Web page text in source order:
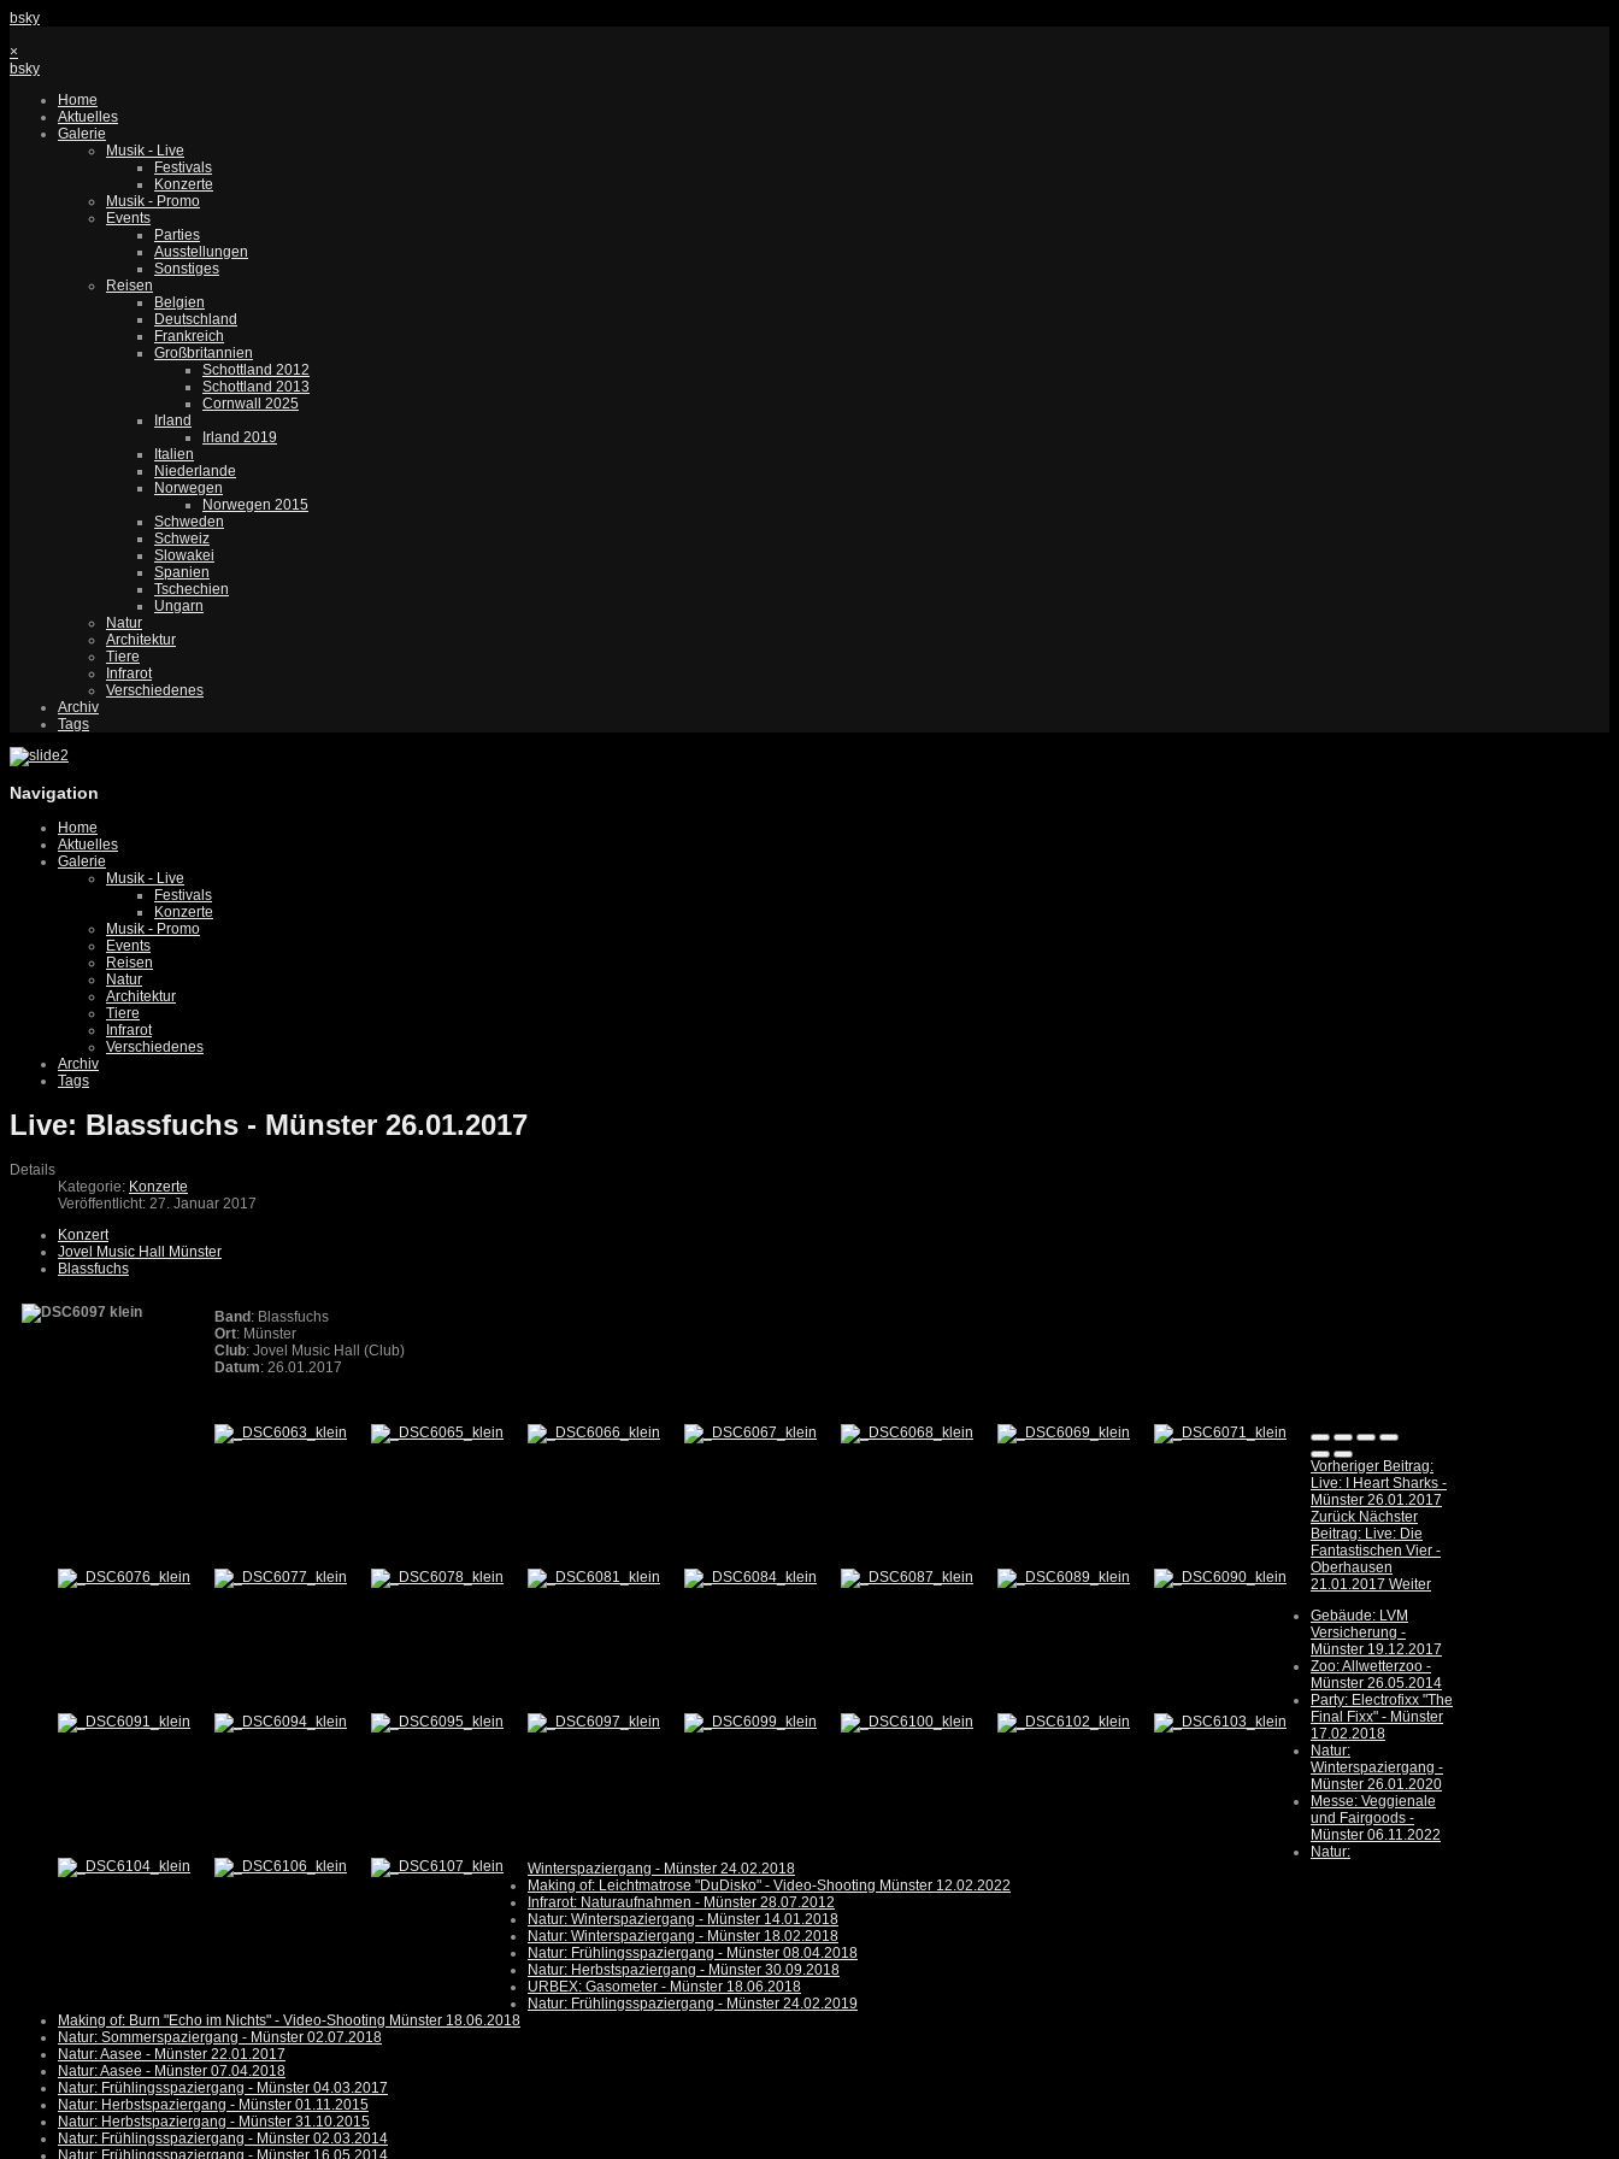
bsky
×
bsky
Home
Aktuelles
Galerie
Musik - Live
Festivals
Konzerte
Musik - Promo
Events
Parties
Ausstellungen
Sonstiges
Reisen
Belgien
Deutschland
Frankreich
Großbritannien
Schottland 2012
Schottland 2013
Cornwall 2025
Irland
Irland 2019
Italien
Niederlande
Norwegen
Norwegen 2015
Schweden
Schweiz
Slowakei
Spanien
Tschechien
Ungarn
Natur
Architektur
Tiere
Infrarot
Verschiedenes
Archiv
Tags
Navigation
Home
Aktuelles
Galerie
Musik - Live
Festivals
Konzerte
Musik - Promo
Events
Reisen
Natur
Architektur
Tiere
Infrarot
Verschiedenes
Archiv
Tags
Live: Blassfuchs - Münster 26.01.2017
Details
Kategorie: Konzerte
Veröffentlicht: 27. Januar 2017
Konzert
Jovel Music Hall Münster
Blassfuchs
Band : Blassfuchs
Ort: Münster
Club: Jovel Music Hall (Club)
Datum: 26.01.2017
Vorheriger Beitrag:
Live: I Heart Sharks -
Münster 26.01.2017
Zurück Nächster
Beitrag: Live: Die
Fantastischen Vier -
Oberhausen
21.01.2017 Weiter
Gebäude: LVM
Versicherung -
Münster 19.12.2017
Zoo: Allwetterzoo -
Münster 26.05.2014
Party: Electrofixx "The
Final Fixx" - Münster
17.02.2018
Natur:
Winterspaziergang -
Münster 26.01.2020
Messe: Veggienale
und Fairgoods -
Münster 06.11.2022
Natur:
Winterspaziergang - Münster 24.02.2018
Making of: Leichtmatrose "DuDisko" - Video-Shooting Münster 12.02.2022
Infrarot: Naturaufnahmen - Münster 28.07.2012
Natur: Winterspaziergang - Münster 14.01.2018
Natur: Winterspaziergang - Münster 18.02.2018
Natur: Frühlingsspaziergang - Münster 08.04.2018
Natur: Herbstspaziergang - Münster 30.09.2018
URBEX: Gasometer - Münster 18.06.2018
Natur: Frühlingsspaziergang - Münster 24.02.2019
Making of: Burn "Echo im Nichts" - Video-Shooting Münster 18.06.2018
Natur: Sommerspaziergang - Münster 02.07.2018
Natur: Aasee - Münster 22.01.2017
Natur: Aasee - Münster 07.04.2018
Natur: Frühlingsspaziergang - Münster 04.03.2017
Natur: Herbstspaziergang - Münster 01.11.2015
Natur: Herbstspaziergang - Münster 31.10.2015
Natur: Frühlingsspaziergang - Münster 02.03.2014